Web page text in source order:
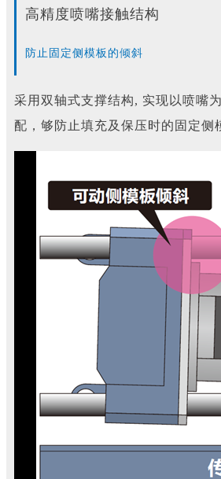
高精度喷嘴接触结构
防止固定侧模板的倾斜
采用双轴式支撑结构, 实现以喷嘴
配，够防止填充及保压时的固定侧